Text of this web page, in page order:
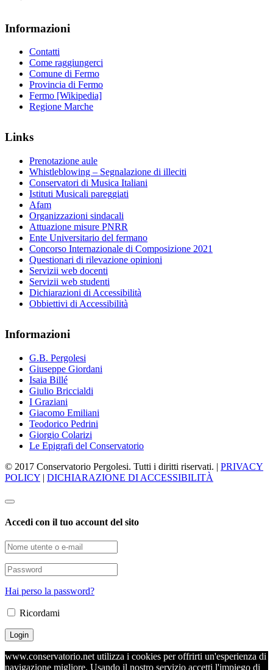
Informazioni
Contatti
Come raggiungerci
Comune di Fermo
Provincia di Fermo
Fermo [Wikipedia]
Regione Marche
Links
Prenotazione aule
Whistleblowing – Segnalazione di illeciti
Conservatori di Musica Italiani
Istituti Musicali pareggiati
Afam
Organizzazioni sindacali
Attuazione misure PNRR
Ente Universitario del fermano
Concorso Internazionale di Composizione 2021
Questionari di rilevazione opinioni
Servizii web docenti
Servizii web studenti
Dichiarazioni di Accessibilità
Obbiettivi di Accessibilità
Informazioni
G.B. Pergolesi
Giuseppe Giordani
Isaia Billé
Giulio Briccialdi
I Graziani
Giacomo Emiliani
Teodorico Pedrini
Giorgio Colarizi
Le Epigrafi del Conservatorio
© 2017 Conservatorio Pergolesi. Tutti i diritti riservati. | PRIVACY
POLICY | DICHIARAZIONE DI ACCESSIBILITÀ
Accedi con il tuo account del sito
Hai perso la password?
Ricordami
www.conservatorio.net utilizza i cookies per offrirti un'esperienza di
navigazione migliore. Usando il nostro servizio accetti l'impiego di